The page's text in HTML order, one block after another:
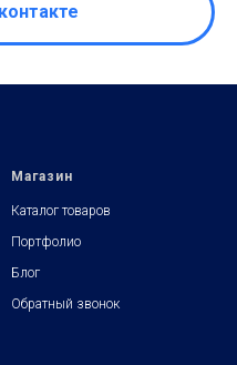
Магазин
Каталог товаров
Портфолио
Блог
Обратный звонок